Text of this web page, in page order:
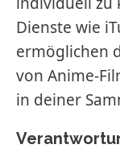
Dienste wie
ermöglichen
von Anime-
in deiner